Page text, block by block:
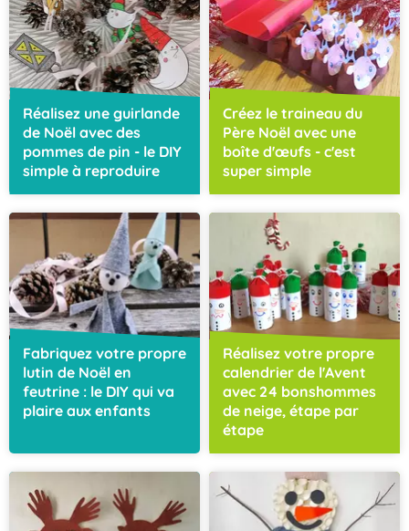
Réalisez une guirlande
de Noël avec des
pommes de pin - le DIY
simple à reproduire
Créez le traineau du
Père Noël avec une
boîte d'œufs - c'est
super simple
Fabriquez votre propre
lutin de Noël en
feutrine : le DIY qui va
plaire aux enfants
Réalisez votre propre
calendrier de l'Avent
avec 24 bonshommes
de neige, étape par
étape